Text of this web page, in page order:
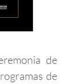
de
de